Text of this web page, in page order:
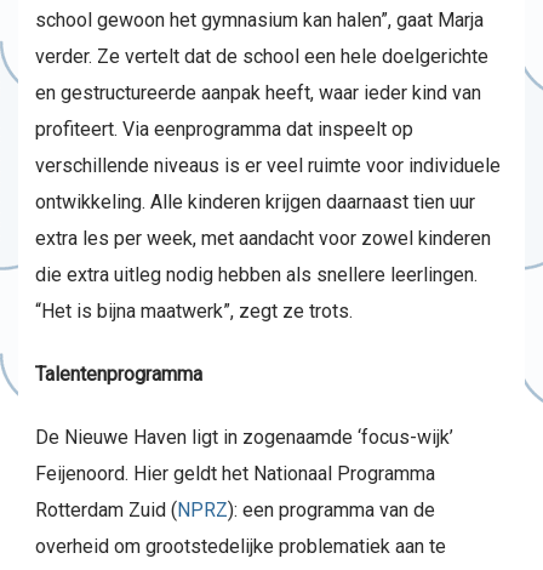
school gewoon het gymnasium kan halen”, gaat Marja
verder. Ze vertelt dat de school een hele doelgerichte
en gestructureerde aanpak heeft, waar ieder kind van
profiteert. Via eenprogramma dat inspeelt op
verschillende niveaus is er veel ruimte voor individuele
ontwikkeling. Alle kinderen krijgen daarnaast tien uur
extra les per week, met aandacht voor zowel kinderen
die extra uitleg nodig hebben als snellere leerlingen.
“Het is bijna maatwerk”, zegt ze trots.
Talentenprogramma
De Nieuwe Haven ligt in zogenaamde ‘focus-wijk’
Feijenoord. Hier geldt het Nationaal Programma
Rotterdam Zuid (NPRZ): een programma van de
overheid om grootstedelijke problematiek aan te